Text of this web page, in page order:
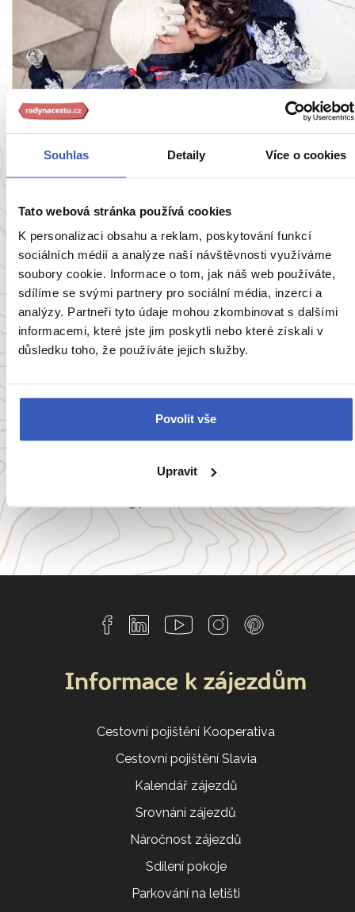
Souhlas Detaily Více o cookies
Tato webová stránka používá cookies
K personalizaci obsahu a reklam, poskytování funkcí
sociálních médií a analýze naší návštěvnosti využíváme
soubory cookie. Informace o tom, jak náš web používáte,
sdílíme se svými partnery pro sociální média, inzerci a
analýzy. Partneři tyto údaje mohou zkombinovat s dalšími
informacemi, které jste jim poskytli nebo které získali v
důsledku toho, že používáte jejich služby.
Povolit vše
Upravit
Víte, že...
Benátský lev salónů – Giacomo Casanova:
Jak se dostal z italského města elegance až
do českého Duchcova?
665 přečtení
Zobrazit všechny články o Itálii
Belgie Francie
Portugalsko
a54 dalších koutů světa
Informace k zájezdům
Cestovní pojištění Kooperativa
Cestovní pojištění Slavia
Kalendář zájezdů
Srovnání zájezdů
Náročnost zájezdů
Sdílení pokoje
Parkování na letišti